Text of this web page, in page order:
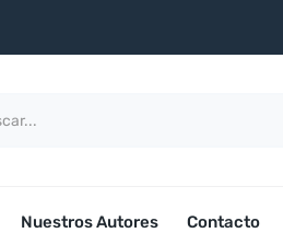
Nuestros Autores Contacto